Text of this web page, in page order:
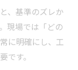
、基準のズレか
現場では「どの
に明確にし、工
です。